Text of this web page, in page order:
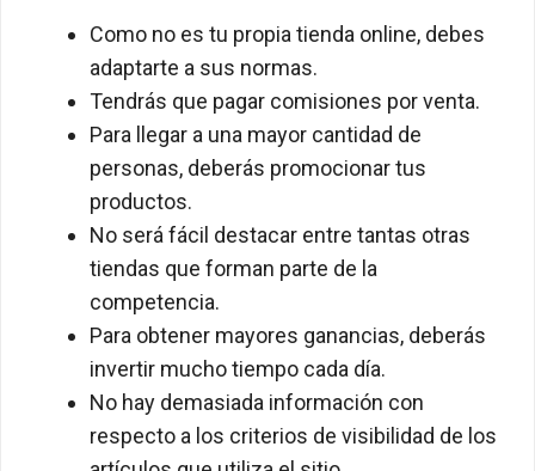
Como no es tu propia tienda online, debes
adaptarte a sus normas.
Tendrás que pagar comisiones por venta.
Para llegar a una mayor cantidad de
personas, deberás promocionar tus
productos.
No será fácil destacar entre tantas otras
tiendas que forman parte de la
competencia.
Para obtener mayores ganancias, deberás
invertir mucho tiempo cada día.
No hay demasiada información con
respecto a los criterios de visibilidad de los